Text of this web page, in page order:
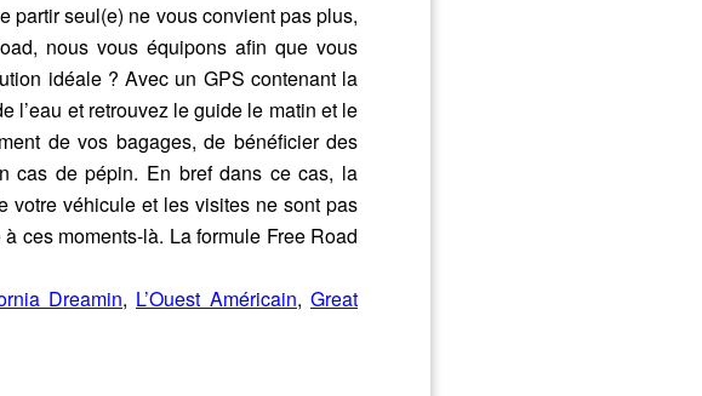
partir seul(e) ne vous convient pas plus,
nous vous équipons afin que vous
idéale ? Avec un GPS contenant la
l’eau et retrouvez le guide le matin et le
de vos bagages, de bénéficier des
cas de pépin. En bref dans ce cas, la
votre véhicule et les visites ne sont pas
ces moments-là. La formule Free Road
Dreamin, L’Ouest Américain,Great